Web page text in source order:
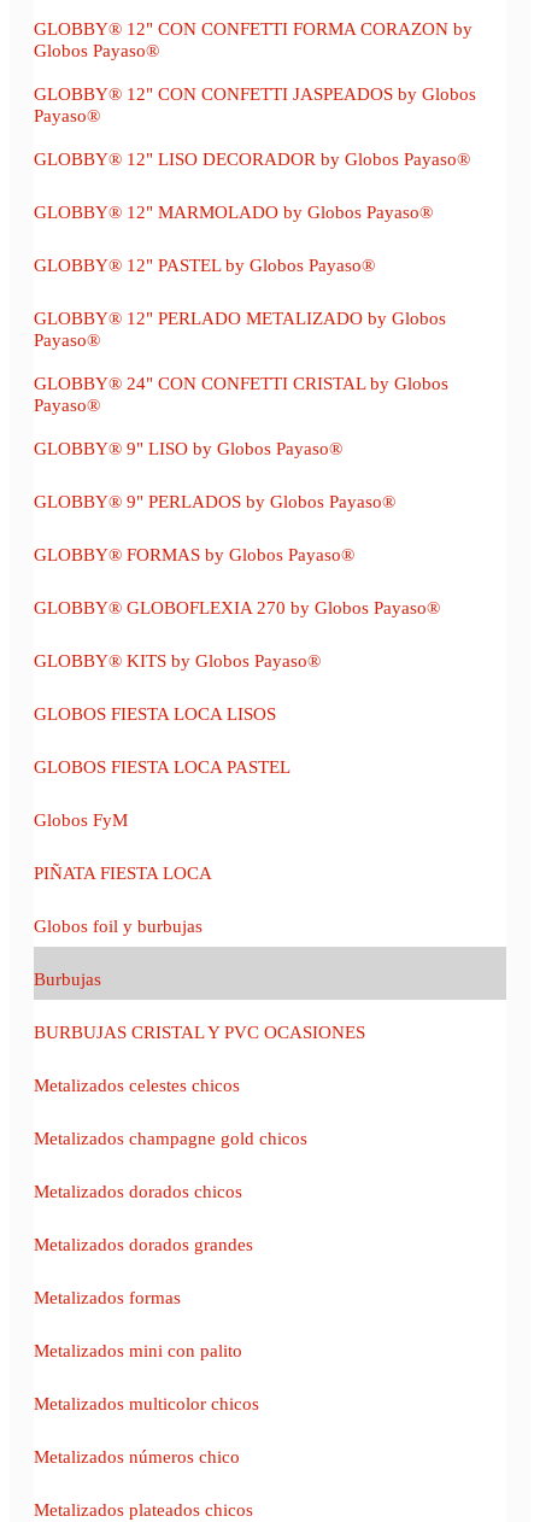
GLOBBY® 12" CON CONFETTI FORMA CORAZON by
Globos Payaso®
GLOBBY® 12" CON CONFETTI JASPEADOS by Globos
Payaso®
GLOBBY® 12" LISO DECORADOR by Globos Payaso®
GLOBBY® 12" MARMOLADO by Globos Payaso®
GLOBBY® 12" PASTEL by Globos Payaso®
GLOBBY® 12" PERLADO METALIZADO by Globos
Payaso®
GLOBBY® 24" CON CONFETTI CRISTAL by Globos
Payaso®
GLOBBY® 9" LISO by Globos Payaso®
GLOBBY® 9" PERLADOS by Globos Payaso®
GLOBBY® FORMAS by Globos Payaso®
GLOBBY® GLOBOFLEXIA 270 by Globos Payaso®
GLOBBY® KITS by Globos Payaso®
GLOBOS FIESTA LOCA LISOS
GLOBOS FIESTA LOCA PASTEL
Globos FyM
PIÑATA FIESTA LOCA
Globos foil y burbujas
Burbujas
BURBUJAS CRISTAL Y PVC OCASIONES
Metalizados celestes chicos
Metalizados champagne gold chicos
Metalizados dorados chicos
Metalizados dorados grandes
Metalizados formas
Metalizados mini con palito
Metalizados multicolor chicos
Metalizados números chico
Metalizados plateados chicos